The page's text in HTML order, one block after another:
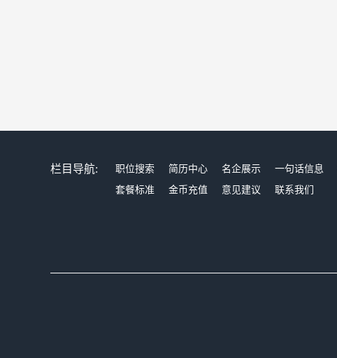
栏目导航: 职位搜索 简历中心 名企展示 一句话信息
套餐标准
金币充值 意见建议 联系我们